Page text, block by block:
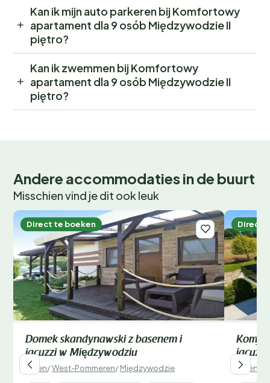
Kan ik mijn auto parkeren bij Komfortowy
apartament dla 9 osób Międzywodzie II
piętro?
Kan ik zwemmen bij Komfortowy
apartament dla 9 osób Międzywodzie II
piętro?
Andere accommodaties in de buurt
Misschien vind je dit ook leuk
Direct te boeken
Domek skandynawski z basenem i
jacuzzi w Międzywodziu
Polen/West-Pommeren/Międzywodzie
Direct
Polen